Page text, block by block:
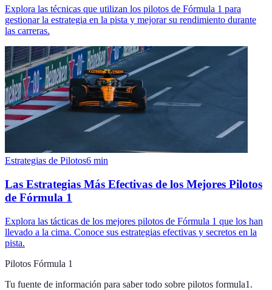
Explora las técnicas que utilizan los pilotos de Fórmula 1 para
gestionar la estrategia en la pista y mejorar su rendimiento durante
las carreras.
Estrategias de Pilotos6 min
Las Estrategias Más Efectivas de los Mejores Pilotos
de Fórmula 1
Explora las tácticas de los mejores pilotos de Fórmula 1 que los han
llevado a la cima. Conoce sus estrategias efectivas y secretos en la
pista.
Pilotos Fórmula 1
Tu fuente de información para saber todo sobre pilotos formula1 .